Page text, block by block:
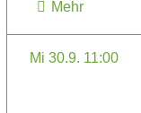
Mehr
Mi 30.9. 11:00